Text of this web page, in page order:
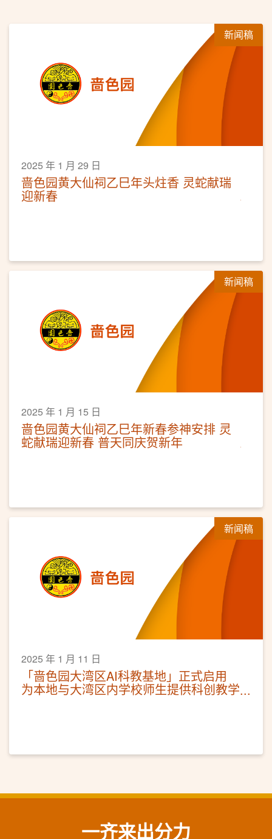
新闻稿
2025 年 1 月 29 日
啬色园黄大仙祠乙巳年头炷香 灵蛇献瑞
迎新春
新闻稿
2025 年 1 月 15 日
啬色园黄大仙祠乙巳年新春参神安排 灵
蛇献瑞迎新春 普天同庆贺新年
新闻稿
2025 年 1 月 11 日
「啬色园大湾区AI科教基地」正式启用
为本地与大湾区内学校师生提供科创教学
一齐来出分力